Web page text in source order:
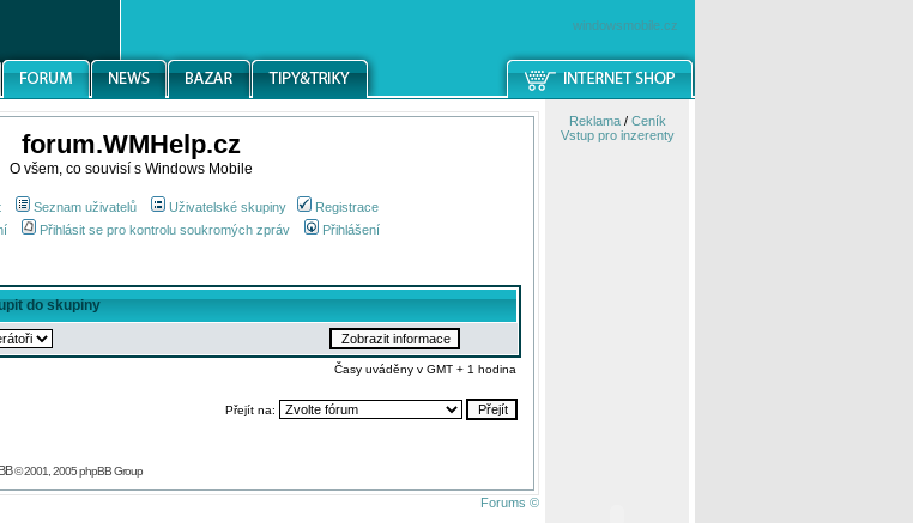
windowsmobile.cz
forum.WMHelp.cz
O všem, co souvisí s Windows Mobile
Seznam uživatelů Uživatelské skupiny
Registrace
Přihlásit se pro kontrolu soukromých zpráv Přihlášení
do skupiny
Časy uváděny v GMT + 1 hodina
Přejít na:
© 2001, 2005 phpBB Group
Forums ©
Reklama/ Ceník
Vstup pro inzerenty